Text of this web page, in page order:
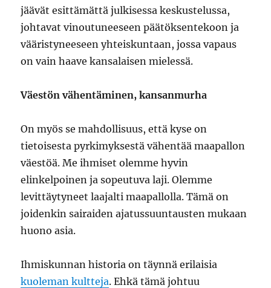
jäävät esittämättä julkisessa keskustelussa,
johtavat vinoutuneeseen päätöksentekoon ja
vääristyneeseen yhteiskuntaan, jossa vapaus
on vain haave kansalaisen mielessä.
Väestön vähentäminen, kansanmurha
On myös se mahdollisuus, että kyse on
tietoisesta pyrkimyksestä vähentää maapallon
väestöä. Me ihmiset olemme hyvin
elinkelpoinen ja sopeutuva laji. Olemme
levittäytyneet laajalti maapallolla. Tämä on
joidenkin sairaiden ajatussuuntausten mukaan
huono asia.
Ihmiskunnan historia on täynnä erilaisia
kuoleman kultteja. Ehkä tämä johtuu